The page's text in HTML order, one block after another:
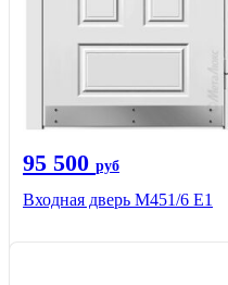
95 500 руб
Входная дверь М451/6 Е1